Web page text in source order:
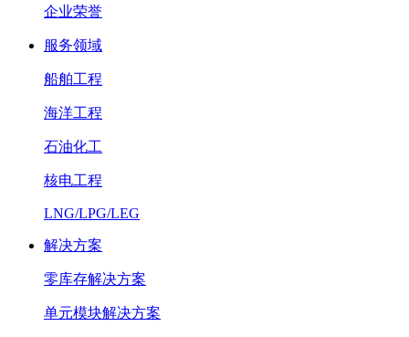
企业荣誉
服务领域
船舶工程
海洋工程
石油化工
核电工程
LNG/LPG/LEG
解决方案
零库存解决方案
单元模块解决方案